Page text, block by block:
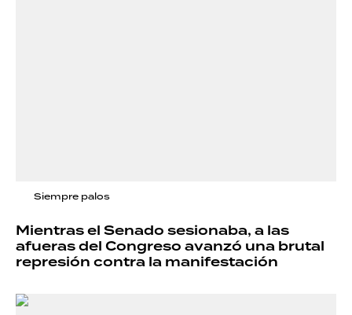
Siempre palos
Mientras el Senado sesionaba, a las
afueras del Congreso avanzó una brutal
represión contra la manifestación